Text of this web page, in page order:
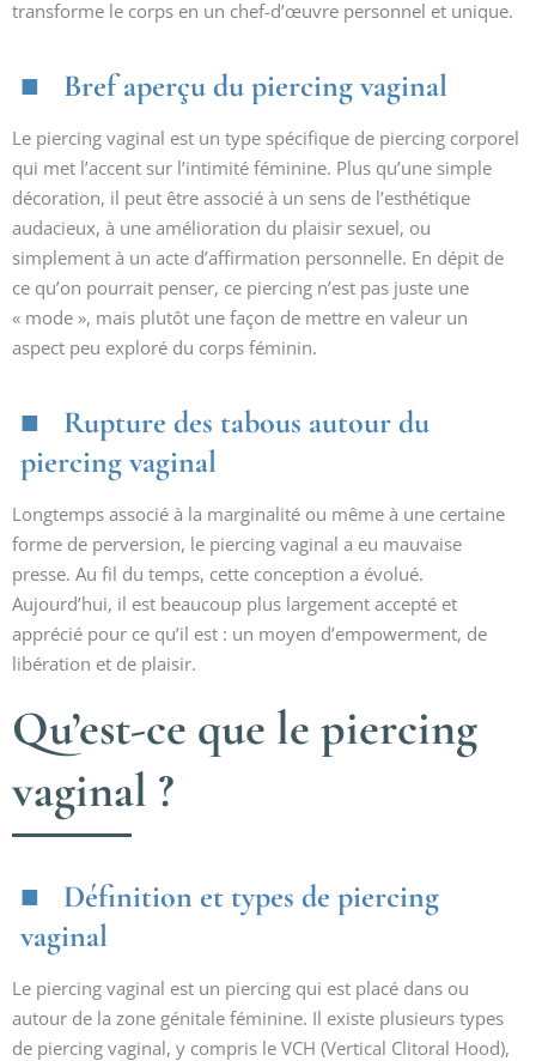
transforme le corps en un chef-d’œuvre personnel et unique.
Bref aperçu du piercing vaginal
Le piercing vaginal est un type spécifique de piercing corporel
qui met l’accent sur l’intimité féminine. Plus qu’une simple
décoration, il peut être associé à un sens de l’esthétique
audacieux, à une amélioration du plaisir sexuel, ou
simplement à un acte d’affirmation personnelle. En dépit de
ce qu’on pourrait penser, ce piercing n’est pas juste une
« mode », mais plutôt une façon de mettre en valeur un
aspect peu exploré du corps féminin.
Rupture des tabous autour du
piercing vaginal
Longtemps associé à la marginalité ou même à une certaine
forme de perversion, le piercing vaginal a eu mauvaise
presse. Au fil du temps, cette conception a évolué.
Aujourd’hui, il est beaucoup plus largement accepté et
apprécié pour ce qu’il est : un moyen d’empowerment, de
libération et de plaisir.
Qu’est-ce que le piercing
vaginal ?
Définition et types de piercing
vaginal
Le piercing vaginal est un piercing qui est placé dans ou
autour de la zone génitale féminine. Il existe plusieurs types
de piercing vaginal, y compris le VCH (Vertical Clitoral Hood),